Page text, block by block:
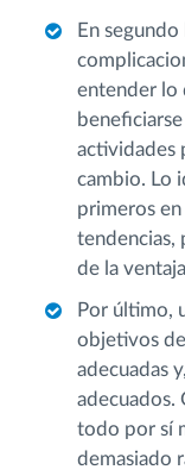
En
entender lo
actividades
cambio. Lo
primeros en
tendencias,
de la
Por último,
objetivos
adecuadas
adecuados.
todo por sí
demasiado